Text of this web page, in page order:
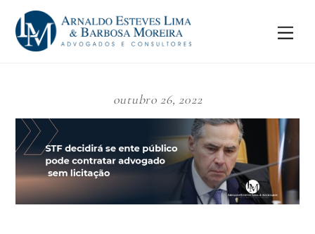
content
outubro 26, 2022